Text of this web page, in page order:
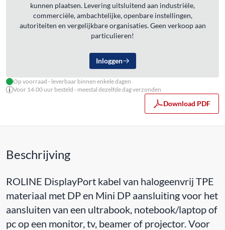
kunnen plaatsen. Levering uitsluitend aan industriële,
commerciële, ambachtelijke, openbare instellingen,
autoriteiten en vergelijkbare organisaties. Geen verkoop aan
particulieren!
Inloggen
Op voorraad - leverbaar binnen enkele dagen
Voor 14.00 uur besteld - meestal dezelfde dag verzonden
Download PDF
Beschrijving
ROLINE DisplayPort kabel van halogeenvrij TPE
materiaal met DP en Mini DP aansluiting voor het
aansluiten van een ultrabook, notebook/laptop of
pc op een monitor, tv, beamer of projector. Voor